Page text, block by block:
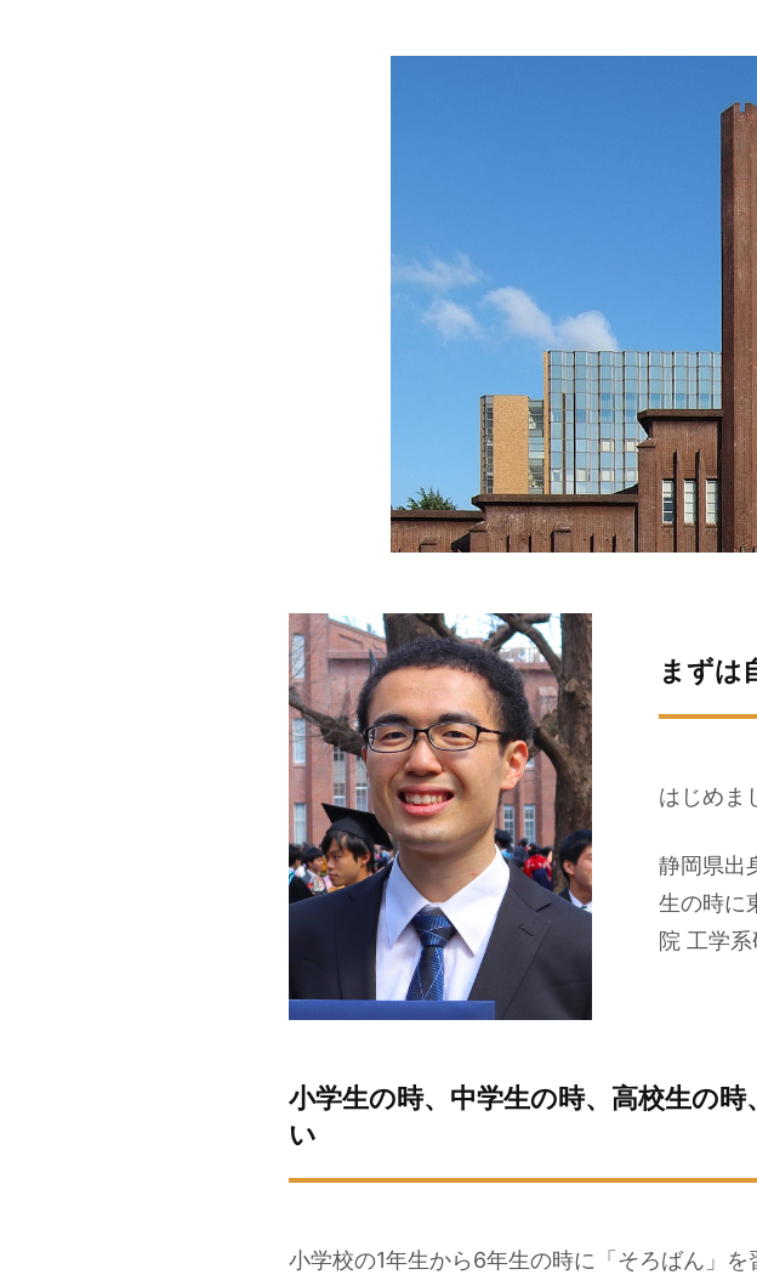
まずは
はじめま
静岡県出
生の時に
院 工学系
小学生の時、中学生の時、高校生の
い
小学校の1年生から6年生の時に「そろばん」